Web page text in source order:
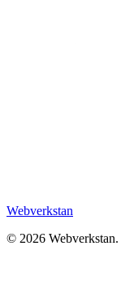
Webverkstan
© 2026 Webverkstan.